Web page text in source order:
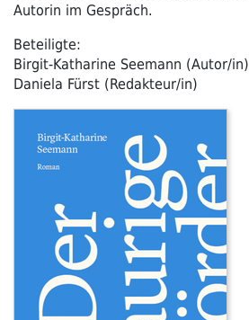
Autorin im Gespräch.
Beteiligte:
Birgit-Katharine Seemann (Autor/in)
Daniela Fürst (Redakteur/in)